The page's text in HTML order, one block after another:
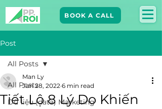
BOOK A CALL
Post
All Posts
Dữ liệu (data) Marketing
All Posts
Tiết Lộ 8 Lý Do Khiến
Man Ly
Jun 28, 2022 6 min read